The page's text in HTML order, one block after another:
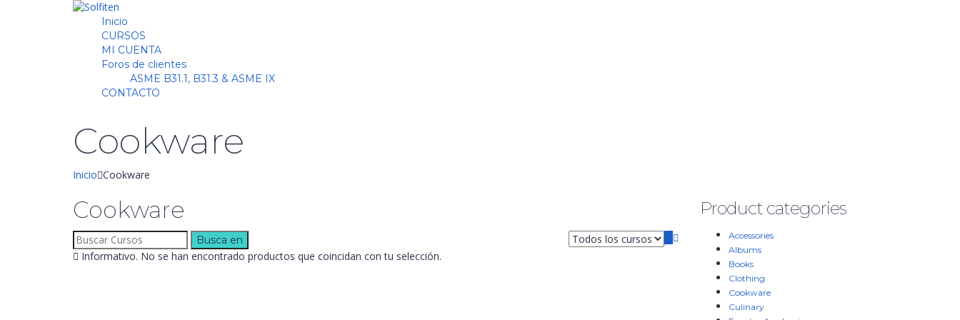
Inicio
CURSOS
MI CUENTA
Foros de clientes
ASME B31.1, B31.3 & ASME IX
CONTACTO
Cookware
Inicio Cookware
Cookware
Buscar:
Informativo. No se han encontrado productos que coincidan con tu selección.
Product categories
Accessories
Albums
Books
Clothing
Cookware
Culinary